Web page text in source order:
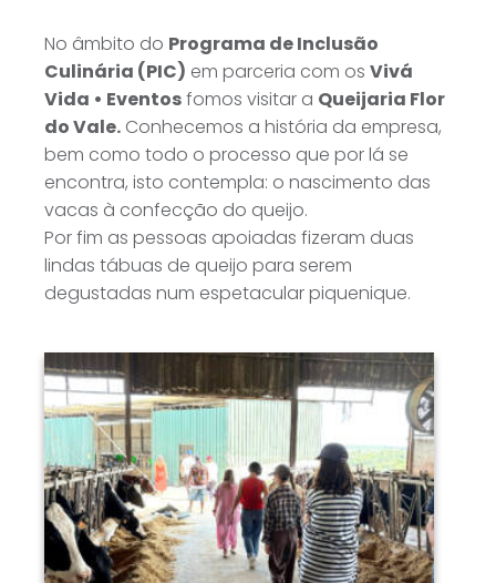
No âmbito do Programa de Inclusão
Culinária (PIC) em parceria com os Vivá
Vida • Eventosfomos visitar a Queijaria Flor
do Vale. Conhecemos a história da empresa,
bem como todo o processo que por lá se
encontra, isto contempla: o nascimento das
vacas à confecção do queijo.
Por fim as pessoas apoiadas fizeram duas
lindas tábuas de queijo para serem
degustadas num espetacular piquenique.